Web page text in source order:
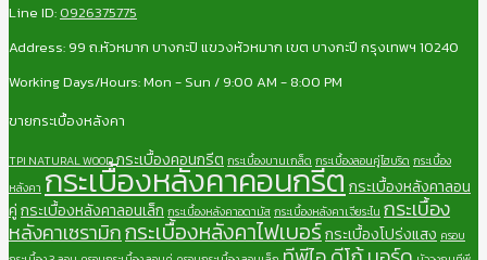
Line ID: 0926375775
Address: 99 ถ.หัวหมาก บางกะปิ แขวงหัวหมาก เขต บางกะปี กรุงเทพฯ 10240
Working Days/Hours: Mon - Sun / 9:00 AM - 8:00 PM
ขายกระเบื้องหลังคา
TPI NATURAL WOODกระเบื้องคอนกรีต กระเบื้องบานเกล็ด กระเบื้องลอนคู่ไฮบริด กระเบื้อง
หลังคา กระเบื้องหลังคาคอนกรีตกระเบื้องหลังคาลอน
คู่กระเบื้องหลังคาลอนเล็ก กระเบื้องหลังคาอดามัสกระเบื้องหลังคาเจียระไน กระเบื้อง
หลังคาเซรามิกกระเบื้องหลังคาไฟเบอร์กระเบื้องโปร่งแสง ครอบ